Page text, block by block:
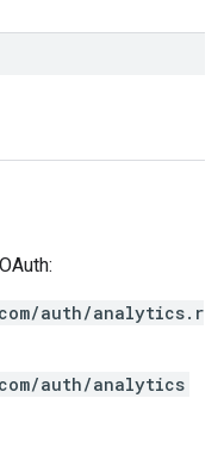
auth/analytics.r
auth/analytics